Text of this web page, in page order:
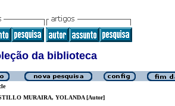
da biblioteca
MURAIRA, YOLANDA [Autor]